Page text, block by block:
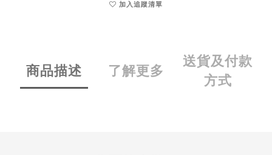
加入追蹤清單
商品描述 了解更多
送貨及付款
方式